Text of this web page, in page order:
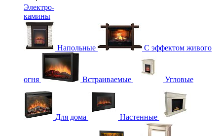
Электро-
камины
Напольные С эффектом живого
огня Встраиваемые Угловые
Для дома Настенные